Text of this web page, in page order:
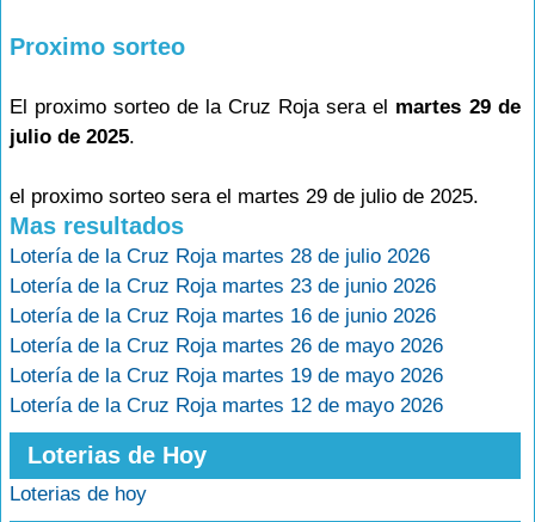
Proximo sorteo
El proximo sorteo de la Cruz Roja sera el martes 29 de
julio de 2025.
el proximo sorteo sera el martes 29 de julio de 2025.
Mas resultados
Lotería de la Cruz Roja martes 28 de julio 2026
Lotería de la Cruz Roja martes 23 de junio 2026
Lotería de la Cruz Roja martes 16 de junio 2026
Lotería de la Cruz Roja martes 26 de mayo 2026
Lotería de la Cruz Roja martes 19 de mayo 2026
Lotería de la Cruz Roja martes 12 de mayo 2026
Loterias de Hoy
Loterias de hoy